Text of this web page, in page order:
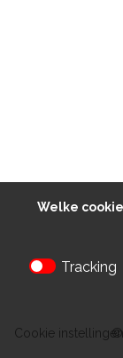
Welke
Tracking
Cookie instellingen
©